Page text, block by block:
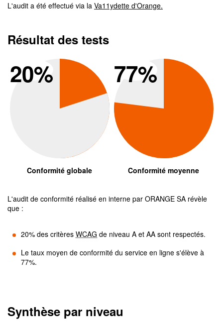
L'audit a été effectué via la Va11ydette d'Orange.
Résultat des tests
Conformité
20%
Conformité globale
77%
Conformité moyenne
L'audit de conformité réalisé en interne par ORANGE SA révèle
que :
20% des critères WCAG de niveau A et AA sont respectés.
Le taux moyen de conformité du service en ligne s'élève à
77%.
Synthèse par niveau